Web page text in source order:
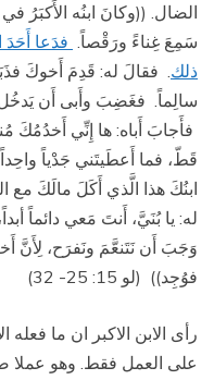
الضال. ((وكانَ ابنُه الأَكبَرُ
سَمِعَ غِناءً ورَقْصاً. فدَعا
ذلك. فقالَ له: قَدِمَ أَخوكَ
سالِماً. فغَضِبَ وأَبى أَن يَدخُل.
فأَجابَ أَباه: ها إِنِّي
قَطّ، فما أَعطَيتَني جَدْياً
ابنُكَ هذا الَّذي أَكَلَ مالَكَ مع
له: يا بُنَيَّ، أَنتَ مَعي دائماً
وَجَبَ أَن نَتَنعَّمَ ونَفرَح، لِأَنَّ
فوُجِد)) (لو 15: 25- 32)
رأى الابن الاكبر ان ما فعله
على العمل فقط. وهو عملا